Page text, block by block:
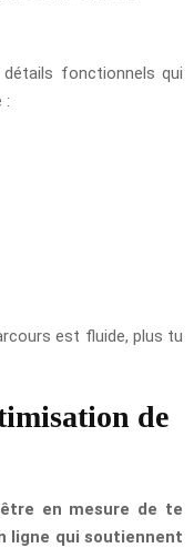
fonctionnels qui
:
est fluide, plus tu
de
en mesure de te
ligne qui soutiennent